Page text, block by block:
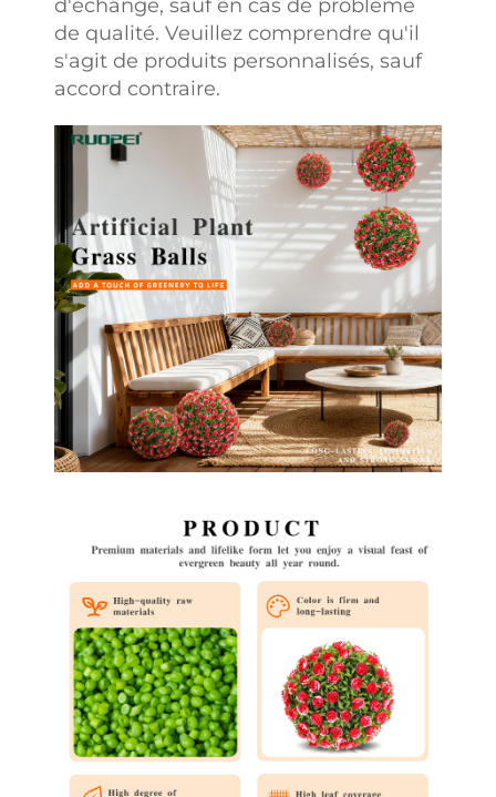
d'échange, sauf en cas de problème
de qualité. Veuillez comprendre qu'il
s'agit de produits personnalisés, sauf
accord contraire.